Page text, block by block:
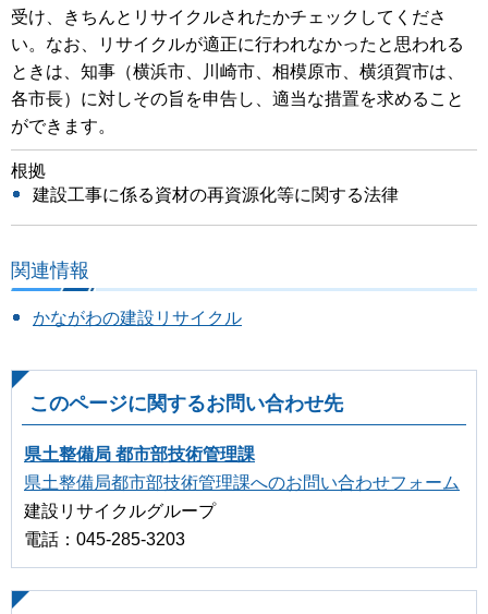
受け、きちんとリサイクルされたかチェックしてくださ
い。なお、リサイクルが適正に行われなかったと思われる
ときは、知事（横浜市、川崎市、相模原市、横須賀市は、
各市長）に対しその旨を申告し、適当な措置を求めること
ができます。
根拠
建設工事に係る資材の再資源化等に関する法律
関連情報
かながわの建設リサイクル
このページに関するお問い合わせ先
県土整備局 都市部技術管理課
県土整備局都市部技術管理課へのお問い合わせフォーム
建設リサイクルグループ
電話：045-285-3203